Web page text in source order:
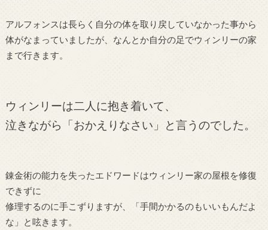
アルフォンスは長らく自分の体を取り戻していなかった事から
体がなまっていましたが、なんとか自分の足でウィンリーの家
まで行きます。
ウィンリーは二人に抱き着いて、
泣きながら「おかえりなさい」と言うのでした。
錬金術の能力を失ったエドワードはウィンリー家の屋根を修復
できずに
修理するのに手こずりますが、「手間かかるのもいいもんだよ
な」と呟きます。